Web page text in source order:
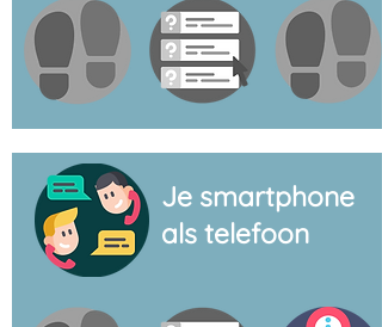
Je smartphone
als telefoon